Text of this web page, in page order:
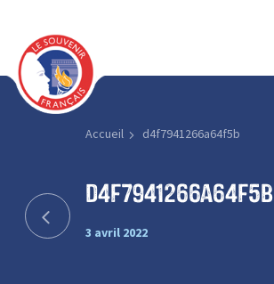
Accueil d4f7941266a64f5b
d4f7941266a64f5b
3 avril 2022